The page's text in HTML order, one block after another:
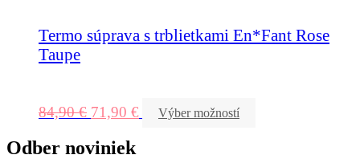
Termo súprava s trblietkami En*Fant Rose
Taupe
84,90€ 71,90 € Výber možností
Odber noviniek